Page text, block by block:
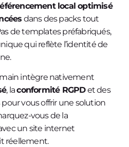
local optimisé
dans des packs tout
de templates préfabriqués,
qui reflète l’identité de
intègre nativement
, laconformité RGPDet des
pour vous offrir une solution
vous de la
un site internet
réellement.